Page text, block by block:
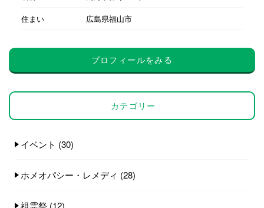
住まい
広島県福山市
プロフィールをみる
カテゴリー
イベント (30)
ホメオパシー・レメディ (28)
祖霊祭 (12)